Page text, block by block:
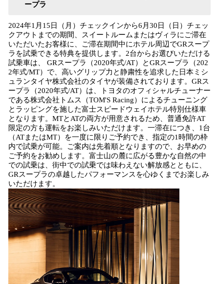
ープラ
2024年1月15日（月）チェックインから6月30日（日）チェッ
クアウトまでの期間、スイートルームまたはヴィラにご滞在
いただいたお客様に、ご滞在期間中にホテル周辺でGRスープ
ラを試乗できる特典を提供します。2台からお選びいただける
試乗車は、 GRスープラ（2020年式/AT）とGRスープラ（202
2年式/MT）で、高いグリップ力と静粛性を追求した日本ミシ
ュランタイヤ株式会社のタイヤが装備されております。GRス
ープラ（2020年式/AT）は、トヨタのオフィシャルチューナー
である株式会社トムス（TOM'S Racing）によるチューニング
とラッピングを施した富士スピードウェイホテル特別仕様車
となります。MTとATの両方が用意されるため、普通免許AT
限定の方も運転をお楽しみいただけます。一滞在につき、1台
（ATまたはMT）を一度に限りご予約でき、指定の1時間の枠
内で試乗が可能。ご案内は先着順となりますので、お早めの
ご予約をお勧めします。富士山の麓に広がる豊かな自然の中
での試乗は、街中での試乗では味わえない解放感とともに、
GRスープラの卓越したパフォーマンスを心ゆくまでお楽しみ
いただけます。